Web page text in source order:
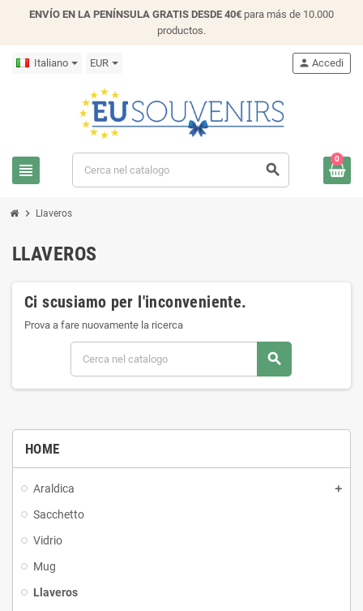
ENVÍO EN LA PENÍNSULA GRATIS DESDE 40€ para más de 10.000
productos.
Italiano EUR
view_headline search
person Accedi
0
chevron_right Llaveros
HOME
Araldica
Sacchetto
Vidrio
Mug
Llaveros
LLAVEROS
Ci scusiamo per l'inconveniente.
Prova a fare nuovamente la ricerca
search